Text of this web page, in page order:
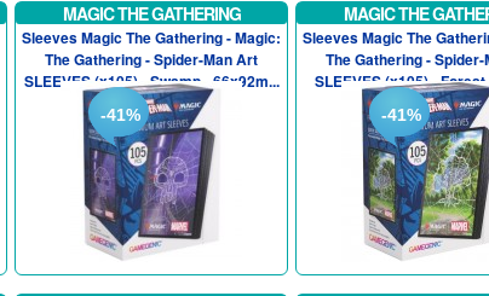
MAGIC THE GATHERING
Sleeves Magic The Gathering - Magic:
The Gathering - Spider-Man Art
SLEEVES (x105) - Swamp - 66x92m...
-41%
MAGIC THE
Sleeves Magic The
The Gathering -
SLEEVES (x105) - Forest
-41%